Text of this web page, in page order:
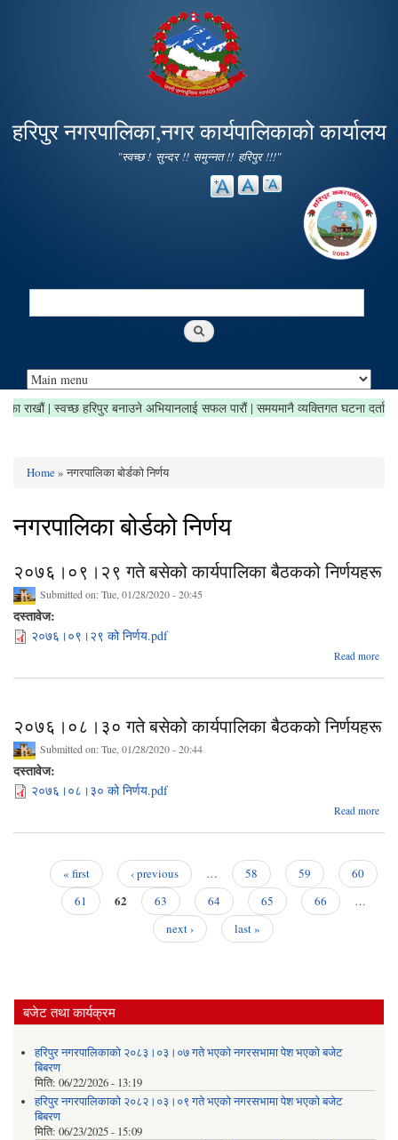
main
content
हरिपुर नगरपालिका,नगर कार्यपालिकाको कार्यालय
"स्वच्छ ! सुन्दर !! समुन्नत !! हरिपुर !!!"
Search
सफा राखौं | स्वच्छ हरिपुर बनाउने अभियानलाई सफल पारौं | समयमानै व्यक्तिगत घटना
Home» नगरपालिका बोर्डको निर्णय
नगरपालिका बोर्डको निर्णय
२०७६।०९।२९ गते बसेको कार्यपालिका बैठकको निर्णयहरू
Submitted on:Tue, 01/28/2020 - 20:45
दस्तावेज:
२०७६।०९।२९ को निर्णय.pdf
Read more
२०७६।०८।३० गते बसेको कार्यपालिका बैठकको निर्णयहरू
Submitted on:Tue, 01/28/2020 - 20:44
दस्तावेज:
२०७६।०८।३० को निर्णय.pdf
Read more
« first ‹ previous … 58 59
60
61
62 63 64 65 66
…
next ›
last »
बजेट तथा कार्यक्रम
हरिपुर नगरपालिकाको २०८३।०३।०७ गते भएको नगरसभामा पेश भएको बजेट
बिबरण
मिति: 06/22/2026 - 13:19
हरिपुर नगरपालिकाको २०८२।०३।०९ गते भएको नगरसभामा पेश भएको बजेट
बिबरण
मिति: 06/23/2025 - 15:09